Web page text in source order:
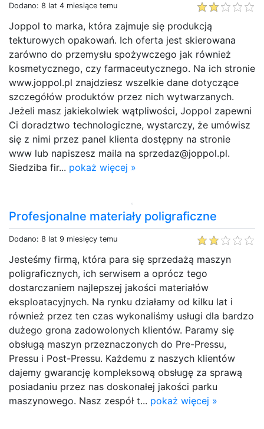
Dodano: 8 lat 4 miesiące temu
Joppol to marka, która zajmuje się produkcją
tekturowych opakowań. Ich oferta jest skierowana
zarówno do przemysłu spożywczego jak również
kosmetycznego, czy farmaceutycznego. Na ich stronie
www.joppol.pl znajdziesz wszelkie dane dotyczące
szczegółów produktów przez nich wytwarzanych.
Jeżeli masz jakiekolwiek wątpliwości, Joppol zapewni
Ci doradztwo technologiczne, wystarczy, że umówisz
się z nimi przez panel klienta dostępny na stronie
www lub napiszesz maila na sprzedaz@joppol.pl.
Siedziba fir... pokaż więcej »
Profesjonalne materiały poligraficzne
Dodano: 8 lat 9 miesięcy temu
Jesteśmy firmą, która para się sprzedażą maszyn
poligraficznych, ich serwisem a oprócz tego
dostarczaniem najlepszej jakości materiałów
eksploatacyjnych. Na rynku działamy od kilku lat i
również przez ten czas wykonaliśmy usługi dla bardzo
dużego grona zadowolonych klientów. Paramy się
obsługą maszyn przeznaczonych do Pre-Pressu,
Pressu i Post-Pressu. Każdemu z naszych klientów
dajemy gwarancję kompleksową obsługę za sprawą
posiadaniu przez nas doskonałej jakości parku
maszynowego. Nasz zespół t... pokaż więcej »